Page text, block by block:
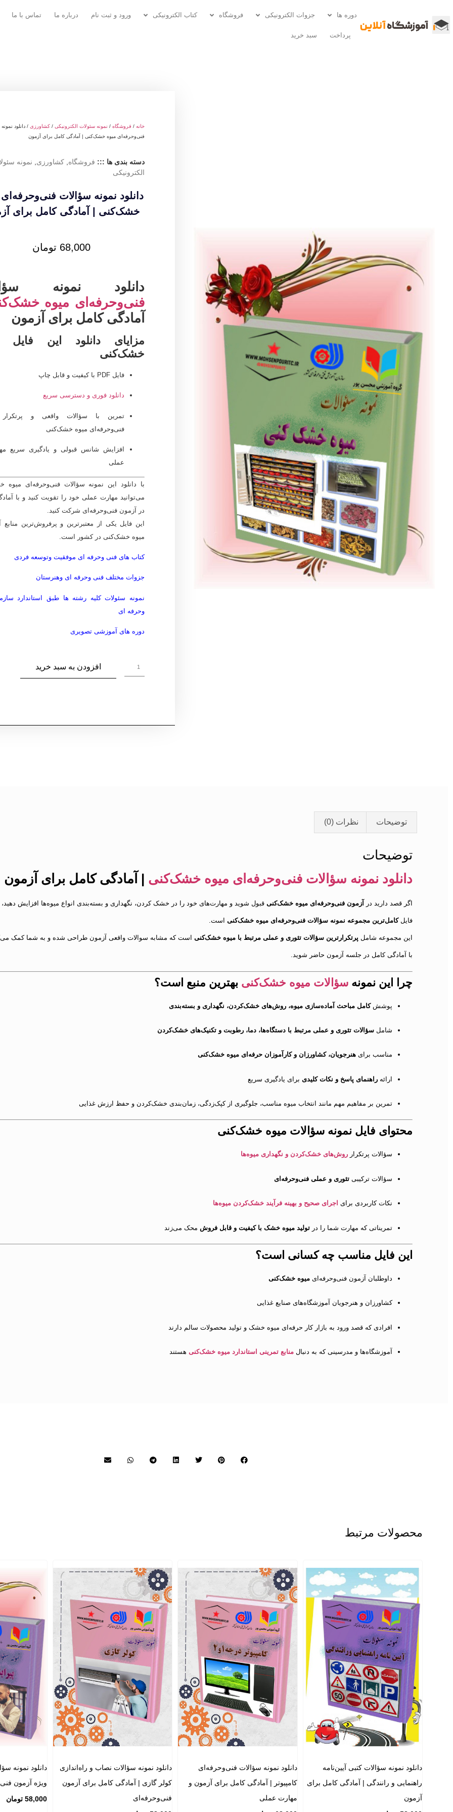
دوره ها جزوات الکترونیکی فروشگاه کتاب الکترونیکی ورود و ثبت نام درباره ما تماس با ما
پرداخت سبد خرید
خانه / فروشگاه / نمونه سئولات الکترونیکی / کشاورزی / دانلود
فنی‌وحرفه‌ای میوه خشک‌کنی | آمادگی کامل برای آزمون
دسته بندی ها ::: فروشگاه کشاورزی
نمونه
الکترونیکی
دانلود نمونه سؤالات
خشک‌کنی | آمادگی کامل برای
68,000 تومان
دانلود نمونه
فنی‌وحرفه‌ای میوه
آمادگی کامل برای آزمون
مزایای دانلود این فایل
خشک‌کنی
فایل PDF با کیفیت و قابل چاپ
دانلود فوری و دسترسی سریع
تمرین با سؤالات واقعی و
فنی‌وحرفه‌ای میوه خشک‌کنی
افزایش شانس قبولی و یادگیری سریع
عملی
با دانلود این نمونه سؤالات فنی‌وحرفه‌ای میوه
می‌توانید مهارت عملی خود را تقویت کنید و با
در آزمون فنی‌وحرفه‌ای شرکت کنید
این فایل یکی از معتبرترین و پرفروش‌ترین
میوه خشک‌کنی در کشور است.
کتاب های فنی وحرفه ای موفقیت وتوسعه فردی
جزوات مختلف فنی وحرفه ای وهنرستان
نمونه سئولات کلیه رشته ها طبق استاندارد
وحرفه ای
دوره های آموزشی تصویری
افزودن به سبد خرید
توضیحات نظرات (0)
توضیحات
دانلود نمونه سؤالات فنی‌وحرفه‌ای میوه خشک‌کنی | آمادگی کامل برای آزمون
اگر قصد دارید در آزمون فنی‌وحرفه‌ای میوه خشک‌کنی قبول شوید و مهارت‌های خود را در خشک کردن، نگهداری و بسته‌بندی انواع میوه‌ها افزایش دهید،
فایلکامل‌ترین مجموعه نمونه سؤالات فنی‌وحرفه‌ای میوه خشک‌کنی است.
این مجموعه شامل پرتکرارترین سؤالات تئوری و عملی مرتبط با میوه خشک‌کنی است که مشابه سوالات واقعی آزمون طراحی شده و به شما کمک
با آمادگی کامل در جلسه آزمون حاضر شوید.
چرا این نمونه سؤالات میوه خشک‌کنی بهترین منبع است؟
پوششکامل مباحث آماده‌سازی میوه، روش‌های خشک‌کردن، نگهداری و بسته‌بندی
شامل سؤالات تئوری و عملی مرتبط با دستگاه‌ها، دما، رطوبت و تکنیک‌های خشک‌کردن
مناسب برای هنرجویان، کشاورزان و کارآموزان حرفه‌ای میوه خشک‌کنی
ارائه راهنمای پاسخ و نکات کلیدی برای یادگیری سریع
تمرین بر مفاهیم مهم مانند انتخاب میوه مناسب، جلوگیری از کپک‌زدگی، زمان‌بندی خشک‌کردن و حفظ ارزش غذایی
محتوای فایل نمونه سؤالات میوه خشک‌کنی
سؤالات پرتکرار روش‌های خشک‌کردن و نگهداری میوه‌ها
سؤالات ترکیبی تئوری و عملی فنی‌وحرفه‌ای
نکات کاربردی برای اجرای صحیح و بهینه فرآیند خشک‌کردن میوه‌ها
تمریناتی که مهارت شما را در تولید میوه خشک با کیفیت و قابل فروش محک می‌زند
این فایل مناسب چه کسانی است؟
داوطلبان آزمون فنی‌وحرفه‌ای میوه خشک‌کنی
کشاورزان و هنرجویان آموزشگاه‌های صنایع غذایی
افرادی که قصد ورود به بازار کار حرفه‌ای میوه خشک و تولید محصولات سالم دارند
آموزشگاه‌ها و مدرسینی که به دنبال منابع تمرینی استاندارد میوه خشک‌کنی هستند
محصولات مرتبط
دانلود نمونه سؤالات کتبی آیین‌نامه
راهنمایی و رانندگی | آمادگی کامل برای
آزمون
دانلود نمونه سؤالات فنی‌وحرفه‌ای
کامپیوتر | آمادگی کامل برای آزمون و
مهارت عملی
دانلود نمونه سؤالات نصاب و راه‌اندازی
کولر گازی | آمادگی کامل برای آزمون
فنی‌وحرفه‌ای
دانلود نمونه
ویژه آزمون
58,000 تومان